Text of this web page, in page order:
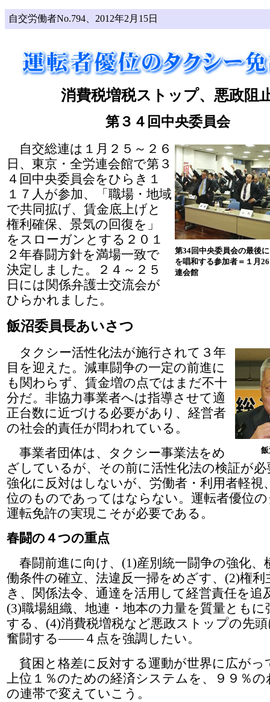
自交労働者No.794、2012年2月15日
消費税増税ストップ、悪政阻
第３４回中央委員会
第34回中央委員会の最後
を唱和する参加者＝１月
連会館
自交総連は１月２５～２６
日、東京・全労連会館で第３
４回中央委員会をひらき１
１７人が参加、「職場・地域
で共同拡げ、賃金底上げと
権利確保、景気の回復を」
をスローガンとする２０１
２年春闘方針を満場一致で
決定しました。２４～２５
日には関係弁護士交流会が
ひらかれました。
飯沼委員長あいさつ
タクシー活性化法が施行されて３年
目を迎えた。減車闘争の一定の前進に
も関わらず、賃金増の点ではまだ不十
分だ。非協力事業者へは指導させて適
正台数に近づける必要があり、経営者
の社会的責任が問われている。
事業者団体は、タクシー事業法をめ
ざしているが、その前に活性化法の検証が必
強化に反対はしないが、労働者・利用者軽視
位のものであってはならない。運転者優位
運転免許の実現こそが必要である。
春闘の４つの重点
春闘前進に向け、(1)産別統一闘争の強化、
働条件の確立、法違反一掃をめざす、(2)権利
き、関係法令、通達を活用して経営責任を追
(3)職場組織、地連・地本の力量を質量ともに
する、(4)消費税増税など悪政ストップの先
奮闘する――４点を強調したい。
貧困と格差に反対する運動が世界に広がっ
上位１％のための経済システムを、９９％
の連帯で変えていこう。